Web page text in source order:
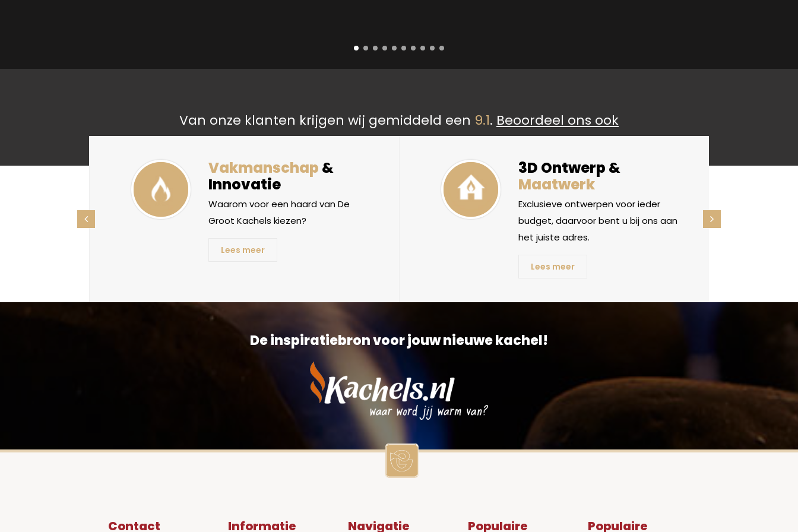
Van onze klanten krijgen wij gemiddeld een 9.1. Beoordeel ons ook
Vakmanschap &
Innovatie
Waarom voor een haard van De
Groot Kachels kiezen?
Lees meer
3D Ontwerp &
Maatwerk
Exclusieve ontwerpen voor ieder
budget, daarvoor bent u bij ons aan
het juiste adres.
Lees meer
De inspiratiebron voor jouw nieuwe kachel!
Contact Informatie Navigatie Populaire Populaire